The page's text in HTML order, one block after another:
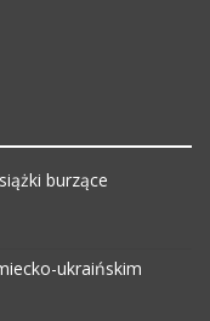
burzące
ukraińskim